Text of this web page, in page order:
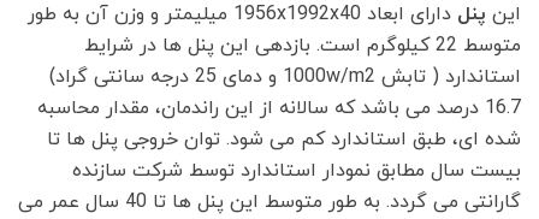
این پنل
دارای ابعاد 1956x1992x40 میلیمتر و وزن آن به طور
متوسط 22 کیلوگرم است. بازدهی این پنل ها در شرایط
استاندارد ( تابش 1000w/m2 و دمای 25 درجه سانتی گراد)
16.7 درصد می باشد که سالانه از این راندمان، مقدار محاسبه
شده ای، طبق استاندارد کم می شود. توان خروجی پنل ها تا
بیست سال مطابق نمودار استاندارد توسط شرکت سازنده
گارانتی می گردد. به طور متوسط این پنل ها تا 40 سال عمر می